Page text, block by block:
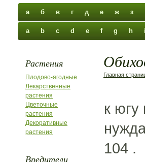
а б в г д е ж з
a b c d e f g h i
Растения
Плодово-ягодные
Лекарственные
растения
Цветочные
растения
Декоративные
растения
Вредители
Главная
к югу
104 .